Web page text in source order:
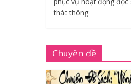
thác thông
Chuyên đề